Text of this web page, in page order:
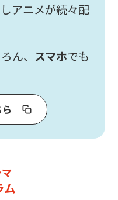
アニメが続々配
ん、 スマホでも
ム